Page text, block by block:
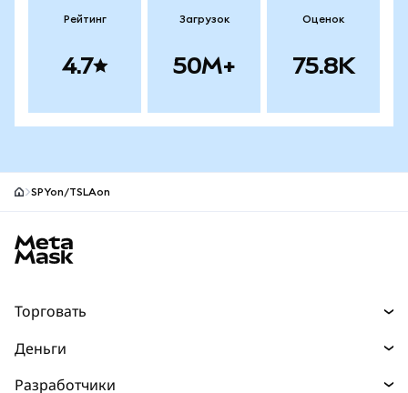
Рейтинг
4.7
Загрузок
50M+
Оценок
75.8K
SPYon/TSLAon
Торговать
Деньги
Разработчики